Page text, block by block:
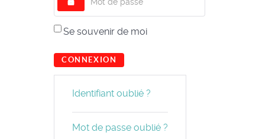
Se souvenir de moi
CONNEXION
Identifiant oublié ?
Mot de passe oublié ?